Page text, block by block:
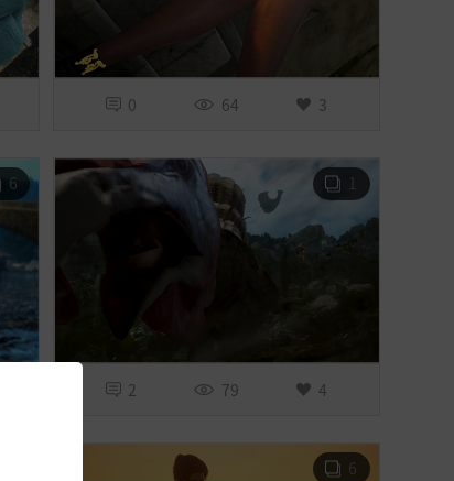
0 64 3
6 1
2 79 4
6